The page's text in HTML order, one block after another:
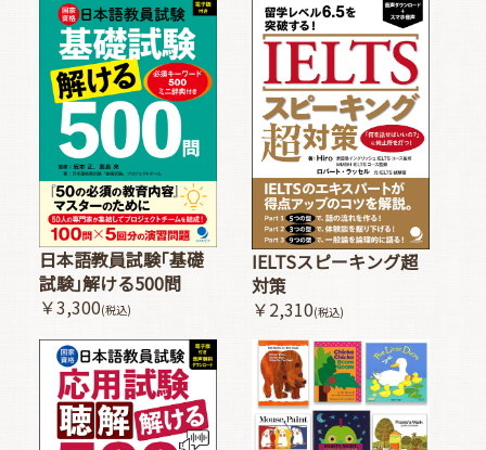
日本語教員試験｢基礎
試験｣解ける500問
￥3,300(税込)
IELTSスピーキング超
対策
￥2,310(税込)